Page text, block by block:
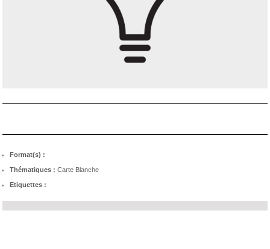
Format(s) :
Thématiques : Carte Blanche
Etiquettes :